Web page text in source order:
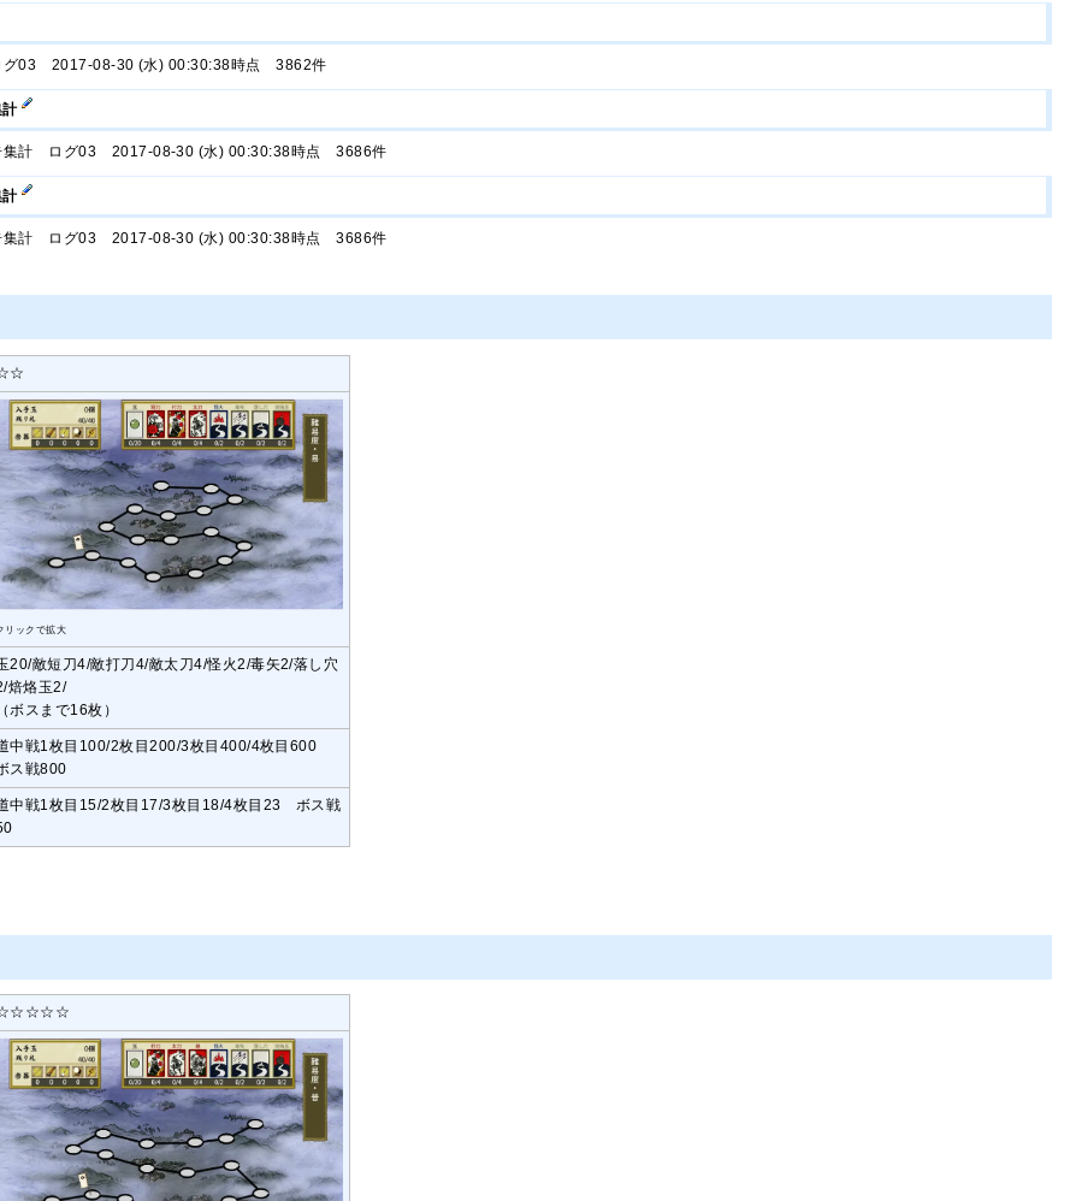
グ03 2017-08-30 (水) 00:30:38時点 3862件
計
集計 ログ03 2017-08-30 (水) 00:30:38時点 3686件
計
集計 ログ03 2017-08-30 (水) 00:30:38時点 3686件
リックで拡大
20/敵短刀4/敵打刀4/敵太刀4/怪火2/毒矢2/落し穴
焙烙玉2/
（ボスまで16枚）
中戦1枚目100/2枚目200/3枚目400/4枚目600
ス戦800
中戦1枚目15/2枚目17/3枚目18/4枚目23 ボス戦